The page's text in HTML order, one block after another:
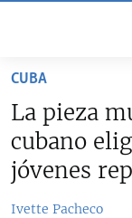
accesibilidad
contenido
principal
Ir
CUBA
ESTADOS UNIDOS
CUBA
La pieza
cubano
jóvenes
Ivette Pacheco